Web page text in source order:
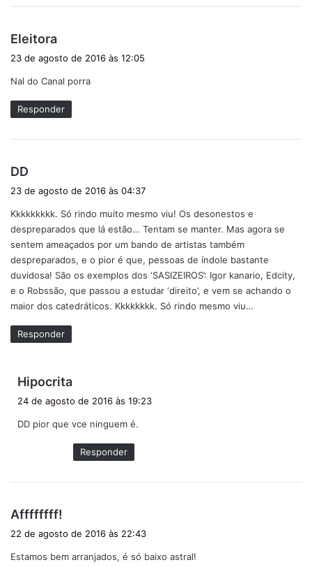
Eleitora
s
e
:
23 de agosto de 2016 às 12:05
Nal do Canal porra
Responder
DD
s
e
:
23 de agosto de 2016 às 04:37
Kkkkkkkkk. Só rindo muito mesmo viu! Os desonestos e
despreparados que lá estão… Tentam se manter. Mas agora se
sentem ameaçados por um bando de artistas também
despreparados, e o pior é que, pessoas de índole bastante
duvidosa! São os exemplos dos ‘SASIZEIROS’: Igor kanario, Edcity,
e o Robssão, que passou a estudar ‘direito’, e vem se achando o
maior dos catedráticos. Kkkkkkkk. Só rindo mesmo viu…
Responder
Hipocrita
s
e
:
24 de agosto de 2016 às 19:23
DD pior que vce ninguem é.
Responder
Affffffff!
s
22 de agosto de 2016 às 22:43
Estamos bem arranjados, é só baixo astral!